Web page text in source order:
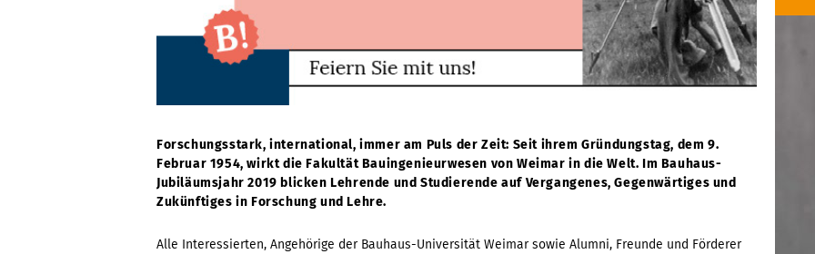
Forschungsstark, international, immer am Puls der Zeit: Seit ihrem Gründungstag, dem 9.
Februar 1954, wirkt die Fakultät Bauingenieurwesen von Weimar in die Welt. Im Bauhaus-
Jubiläumsjahr 2019 blicken Lehrende und Studierende auf Vergangenes, Gegenwärtiges und
Zukünftiges in Forschung und Lehre.
Alle Interessierten, Angehörige der Bauhaus-Universität Weimar sowie Alumni, Freunde und Förderer